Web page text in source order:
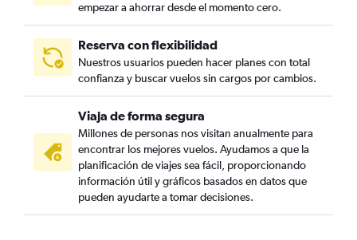
empezar a ahorrar desde el momento cero.
Reserva con flexibilidad
Nuestros usuarios pueden hacer planes con total
confianza y buscar vuelos sin cargos por cambios.
Viaja de forma segura
Millones de personas nos visitan anualmente para
encontrar los mejores vuelos. Ayudamos a que la
planificación de viajes sea fácil, proporcionando
información útil y gráficos basados en datos que
pueden ayudarte a tomar decisiones.